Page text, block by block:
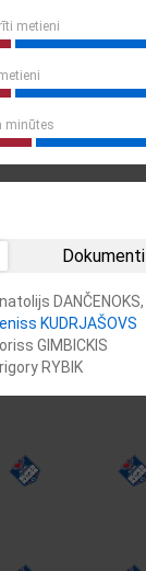
metieni
minūtes
Dokumenti
DANČENOKS,
KUDRJAŠOVS
GIMBICKIS
RYBIK